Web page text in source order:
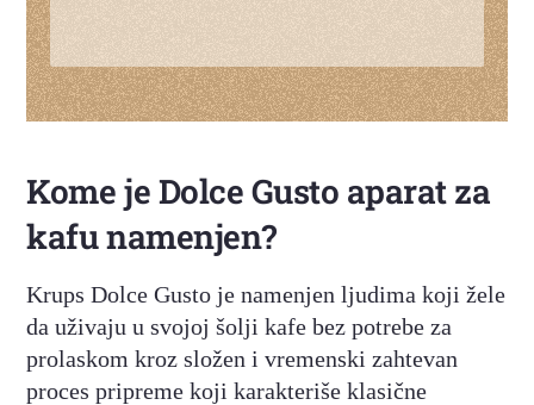
Kome je Dolce Gusto aparat za
kafu namenjen?
Krups Dolce Gusto je namenjen ljudima koji žele
da uživaju u svojoj šolji kafe bez potrebe za
prolaskom kroz složen i vremenski zahtevan
proces pripreme koji karakteriše klasične